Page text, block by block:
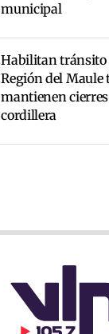
municipal
Habilitan tránsito
Región del
mantienen
cordillera